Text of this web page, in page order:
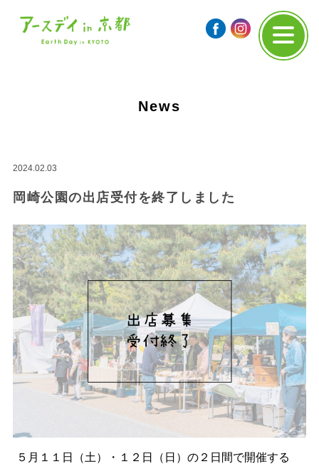
News
2024.02.03
岡崎公園の出店受付を終了しました
５月１１日（土）・１２日（日）の２日間で開催する